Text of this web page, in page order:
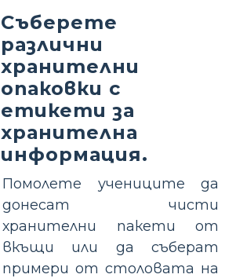
Съберете
различни
хранителни
опаковки с
етикети за
хранителна
информация.
Помолете учениците да
донесат чисти
хранителни пакети от
вкъщи или да съберат
примери от столовата на